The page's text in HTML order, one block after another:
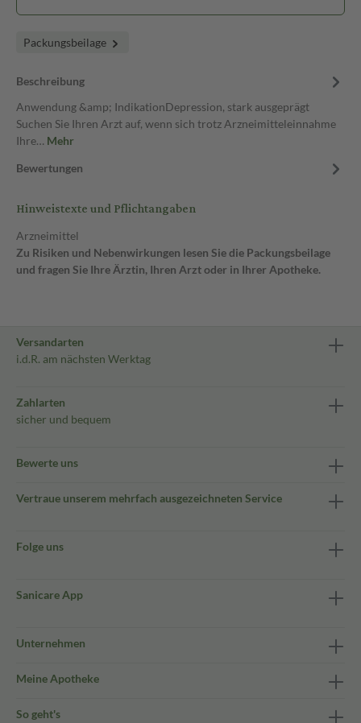
Packungsbeilage
Beschreibung
Anwendung &amp; IndikationDepression, stark ausgeprägt
Suchen Sie Ihren Arzt auf, wenn sich trotz Arzneimitteleinnahme
Ihre… Mehr
Bewertungen
Hinweistexte und Pflichtangaben
Arzneimittel
Zu Risiken und Nebenwirkungen lesen Sie die Packungsbeilage
und fragen Sie Ihre Ärztin, Ihren Arzt oder in Ihrer Apotheke.
Versandarten
i.d.R. am nächsten Werktag
Zahlarten
sicher und bequem
Bewerte uns
Vertraue unserem mehrfach ausgezeichneten Service
Folge uns
Sanicare App
Unternehmen
Meine Apotheke
So geht's